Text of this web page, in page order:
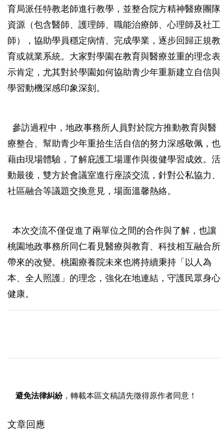
育局派任特教老師進行教學，並整合院方精神醫療團隊
資源（包含醫師、護理師、職能治療師、心理師及社工
師），協助學員穩定病情、完成學業，逐步回歸正規教
育或就業系統。大家對學園在教育與醫療並重的理念表
示肯定，尤其對於學園如何協助青少年重新建立自信與
學習動機深感印象深刻。
參訪過程中，地政事務所人員對於院方推動教育與醫
療整合、幫助青少年重拾生活自信的努力深感敬佩，也
藉由現場體驗，了解庇護工場運作與復健學習成效。活
動最後，雙方於會議室進行座談交流，針對公私協力、
社區融合等議題交換意見，場面溫馨熱絡。
本次交流不僅促進了兩單位之間的合作與了解，也讓
桃園地政事務所同仁看見醫療與教育、科技相互融合所
帶來的改變。桃園療養院未來也將持續秉持「以人為
本、全人照護」的理念，強化在地連結，守護民眾身心
健康。
避免法律糾紛，轉載本區文稿請先徵得原作者同意！
文章回應